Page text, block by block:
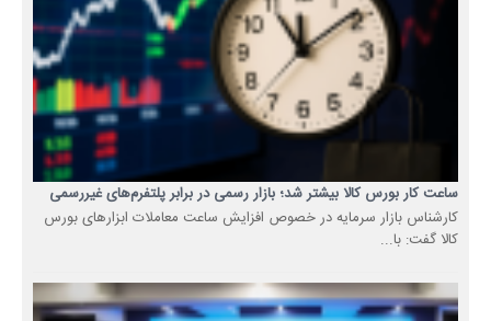
ساعت کار بورس کالا بیشتر شد؛ بازار رسمی در برابر پلتفرم‌های غیررسمی
کارشناس بازار سرمایه در خصوص افزایش ساعت معاملات ابزارهای بورس
کالا گفت: با...